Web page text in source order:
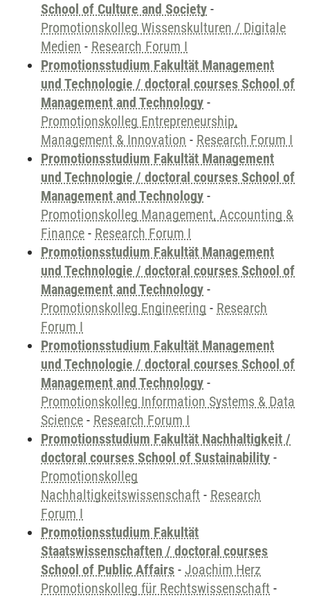
School of Culture and Society -
Promotionskolleg Wissenskulturen / Digitale
Medien - Research Forum I
Promotionsstudium Fakultät Management
und Technologie / doctoral courses School of
Management and Technology -
Promotionskolleg Entrepreneurship,
Management & Innovation - Research Forum I
Promotionsstudium Fakultät Management
und Technologie / doctoral courses School of
Management and Technology -
Promotionskolleg Management, Accounting &
Finance - Research Forum I
Promotionsstudium Fakultät Management
und Technologie / doctoral courses School of
Management and Technology -
Promotionskolleg Engineering - Research
Forum I
Promotionsstudium Fakultät Management
und Technologie / doctoral courses School of
Management and Technology -
Promotionskolleg Information Systems & Data
Science - Research Forum I
Promotionsstudium Fakultät Nachhaltigkeit /
doctoral courses School of Sustainability -
Promotionskolleg
Nachhaltigkeitswissenschaft - Research
Forum I
Promotionsstudium Fakultät
Staatswissenschaften / doctoral courses
School of Public Affairs - Joachim Herz
Promotionskolleg für Rechtswissenschaft -